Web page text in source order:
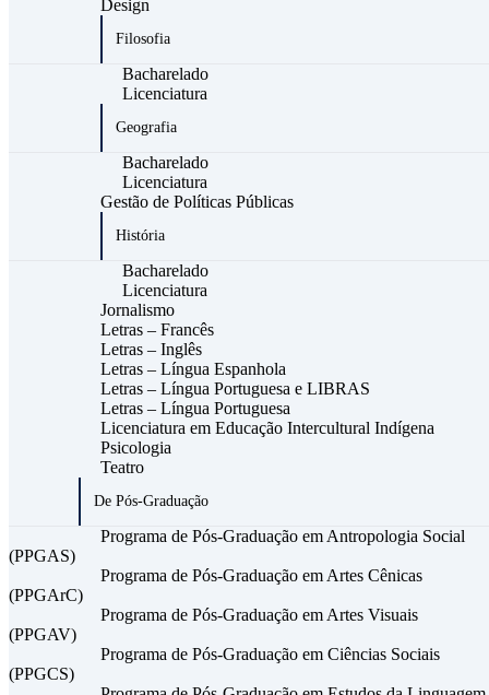
Design
Filosofia
Bacharelado
Licenciatura
Geografia
Bacharelado
Licenciatura
Gestão de Políticas Públicas
História
Bacharelado
Licenciatura
Jornalismo
Letras – Francês
Letras – Inglês
Letras – Língua Espanhola
Letras – Língua Portuguesa e LIBRAS
Letras – Língua Portuguesa
Licenciatura em Educação Intercultural Indígena
Psicologia
Teatro
De Pós-Graduação
Programa de Pós-Graduação em Antropologia Social
(PPGAS)
Programa de Pós-Graduação em Artes Cênicas
(PPGArC)
Programa de Pós-Graduação em Artes Visuais
(PPGAV)
Programa de Pós-Graduação em Ciências Sociais
(PPGCS)